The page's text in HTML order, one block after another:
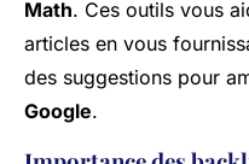
Math. Ces outils vous
articles en vous
des suggestions pour
Google.